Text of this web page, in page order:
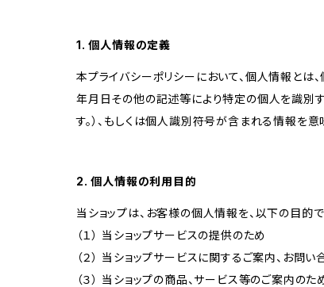
1. 個人情報の定義
本プライバシーポリシーにおいて、個人情報とは
年月日その他の記述等により特定の個人を識別
す。）、もしくは個人識別符号が含まれる情報を意
2. 個人情報の利用目的
当ショップは、お客様の個人情報を、以下の目的で
（１） 当ショップサービスの提供のため
（２） 当ショップサービスに関するご案内、お問
（３） 当ショップの商品、サービス等のご案内のた